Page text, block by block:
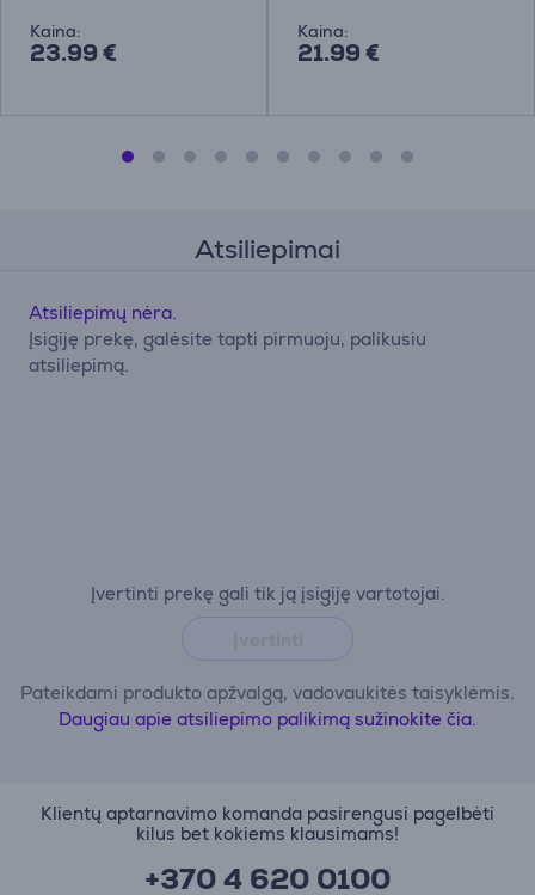
Kaina:
23.99 €
Kaina:
21.99 €
Atsiliepimai
Įvertinti prekę gali tik ją įsigiję vartotojai.
Pateikdami produkto apžvalgą, vadovaukitės taisyklėmis.
Daugiau apie atsiliepimo palikimą sužinokite čia.
Atsiliepimų nėra.
Įsigiję prekę, galėsite tapti pirmuoju, palikusiu
atsiliepimą.
Klientų aptarnavimo komanda pasirengusi pagelbėti
kilus bet kokiems klausimams!
+370 4 620 0100